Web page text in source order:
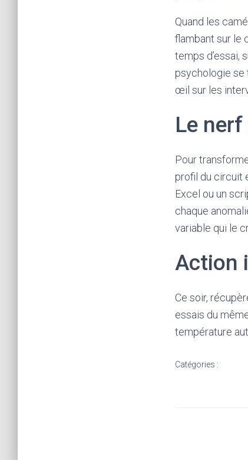
a
i
r
e
p
j
o
u
e
r
n
o
u
t
s
Quand les
flambant sur le
temps d’essai,
psychologie se
œil sur les
Le
Pour
profil du circuit
Excel ou un
chaque
variable qui le
Action
Ce soir,
essais du
température
Catégories :